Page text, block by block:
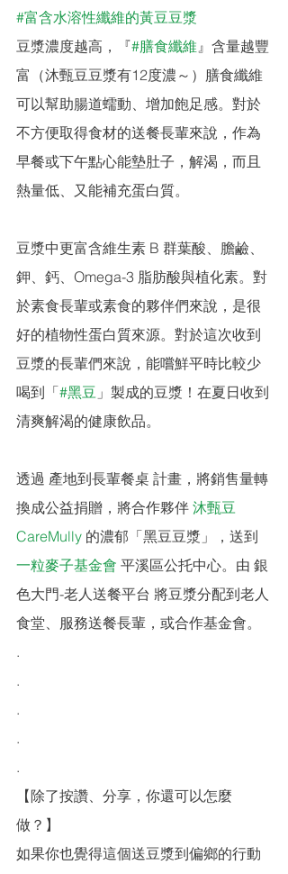
#富含水溶性纖維的黃豆豆漿
豆漿濃度越高，『#膳食纖維』含量越豐
富（沐甄豆豆漿有12度濃～）膳食纖維
可以幫助腸道蠕動、增加飽足感。對於
不方便取得食材的送餐長輩來說，作為
早餐或下午點心能墊肚子，解渴，而且
熱量低、又能補充蛋白質。
豆漿中更富含維生素 B 群葉酸、膽鹼、
鉀、鈣、Omega-3 脂肪酸與植化素。對
於素食長輩或素食的夥伴們來說，是很
好的植物性蛋白質來源。對於這次收到
豆漿的長輩們來說，能嚐鮮平時比較少
喝到「#黑豆 」製成的豆漿！在夏日收到
清爽解渴的健康飲品。
透過 產地到長輩餐桌 計畫，將銷售量轉
換成公益捐贈，將合作夥伴 沐甄豆
CareMully 的濃郁「黑豆豆漿」，送到
一粒麥子基金會 平溪區公托中心。由 銀
色大門-老人送餐平台 將豆漿分配到老人
食堂、服務送餐長輩，或合作基金會。
.
.
.
.
.
【除了按讚、分享，你還可以怎麼
做？】
如果你也覺得這個送豆漿到偏鄉的行動